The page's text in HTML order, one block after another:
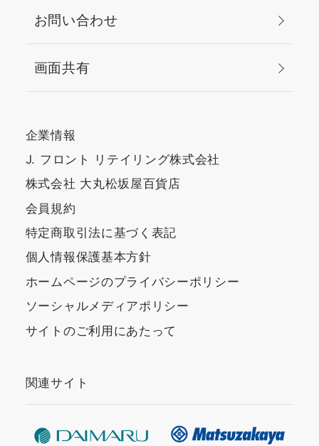
お問い合わせ
画面共有
企業情報
J. フロント リテイリング株式会社
株式会社 大丸松坂屋百貨店
会員規約
特定商取引法に基づく表記
個人情報保護基本方針
ホームページのプライバシーポリシー
ソーシャルメディアポリシー
サイトのご利用にあたって
関連サイト